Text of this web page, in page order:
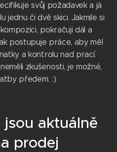
svůj požadavek a já
či dvě skici. Jakmile si
pokračuji dál a
postupuje práce, aby měl
a kontrolu nad prací.
zkušenosti, je možné,
předem. :)
jsou aktuálně
prodej